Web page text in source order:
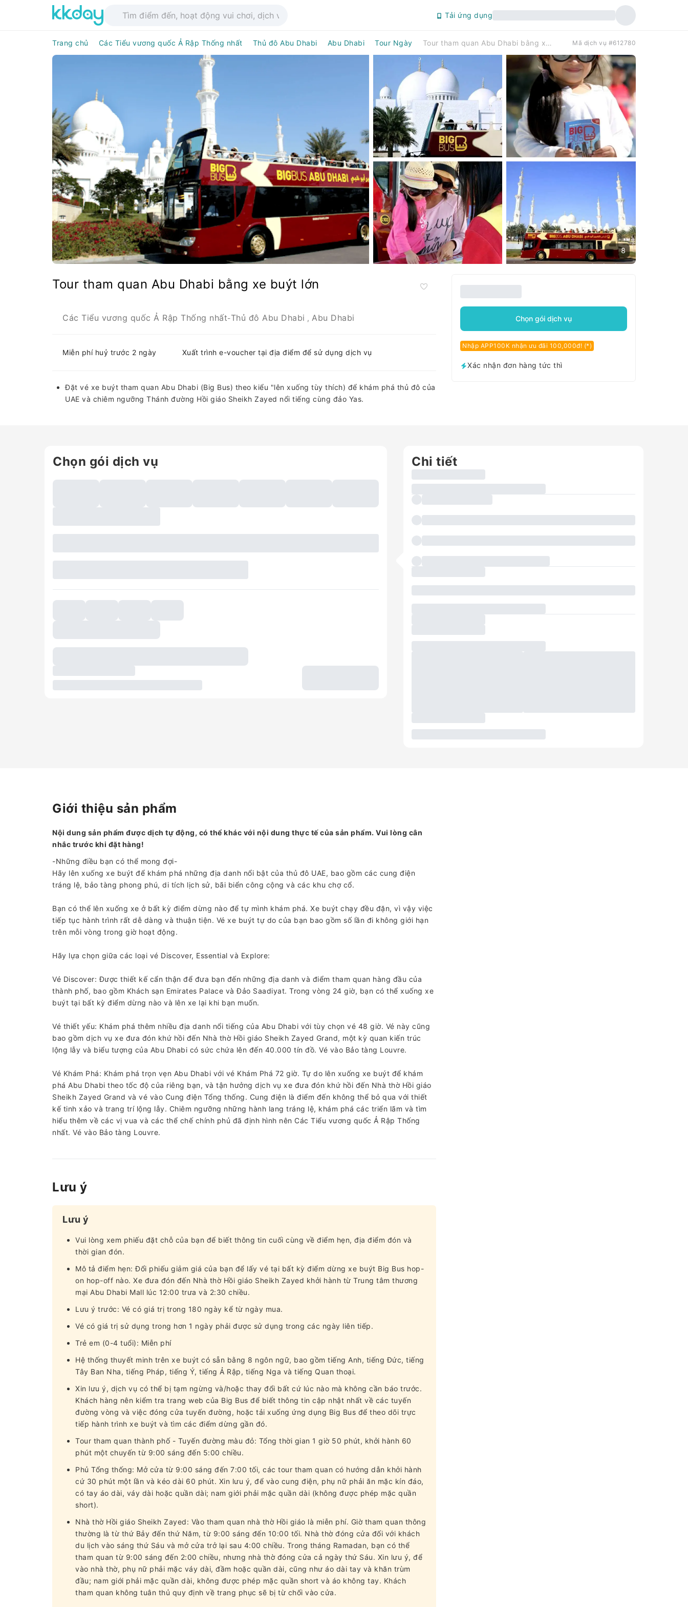
Tải ứng dụng
Trang chủ Các Tiểu vương quốc Ả Rập Thống nhất Thủ đô Abu Dhabi Abu Dhabi Tour Ngày Tour tham quan Abu Dhabi bằng xe buýt lớn Mã dịch vụ #612780
8
Tour tham quan Abu Dhabi bằng xe buýt lớn
Các Tiểu vương quốc Ả Rập Thống nhất-Thủ đô Abu Dhabi , Abu Dhabi
Miễn phí huỷ trước 2 ngày Xuất trình e-voucher tại địa điểm để sử dụng dịch vụ
Đặt vé xe buýt tham quan Abu Dhabi (Big Bus) theo kiểu "lên xuống tùy thích) để khám phá thủ đô của
UAE và chiêm ngưỡng Thánh đường Hồi giáo Sheikh Zayed nổi tiếng cùng đảo Yas.
Chọn gói dịch vụ
Nhập APP100K nhận ưu đãi 100,000đ! (*)
Xác nhận đơn hàng tức thì
Chọn gói dịch vụ Chi tiết
Giới thiệu sản phẩm
Nội dung sản phẩm được dịch tự động, có thể khác với nội dung thực tế của sản phẩm. Vui lòng cân
nhắc trước khi đặt hàng!
-Những điều bạn có thể mong đợi-
Hãy lên xuống xe buýt để khám phá những địa danh nổi bật của thủ đô UAE, bao gồm các cung điện
tráng lệ, bảo tàng phong phú, di tích lịch sử, bãi biển công cộng và các khu chợ cổ.
Bạn có thể lên xuống xe ở bất kỳ điểm dừng nào để tự mình khám phá. Xe buýt chạy đều đặn, vì vậy việc
tiếp tục hành trình rất dễ dàng và thuận tiện. Vé xe buýt tự do của bạn bao gồm số lần đi không giới hạn
trên mỗi vòng trong giờ hoạt động.
Hãy lựa chọn giữa các loại vé Discover, Essential và Explore:
Vé Discover: Được thiết kế cẩn thận để đưa bạn đến những địa danh và điểm tham quan hàng đầu của
thành phố, bao gồm Khách sạn Emirates Palace và Đảo Saadiyat. Trong vòng 24 giờ, bạn có thể xuống xe
buýt tại bất kỳ điểm dừng nào và lên xe lại khi bạn muốn.
Vé thiết yếu: Khám phá thêm nhiều địa danh nổi tiếng của Abu Dhabi với tùy chọn vé 48 giờ. Vé này cũng
bao gồm dịch vụ xe đưa đón khứ hồi đến Nhà thờ Hồi giáo Sheikh Zayed Grand, một kỳ quan kiến ​​trúc
lộng lẫy và biểu tượng của Abu Dhabi có sức chứa lên đến 40.000 tín đồ. Vé vào Bảo tàng Louvre.
Vé Khám Phá: Khám phá trọn vẹn Abu Dhabi với vé Khám Phá 72 giờ. Tự do lên xuống xe buýt để khám
phá Abu Dhabi theo tốc độ của riêng bạn, và tận hưởng dịch vụ xe đưa đón khứ hồi đến Nhà thờ Hồi giáo
Sheikh Zayed Grand và vé vào Cung điện Tổng thống. Cung điện là điểm đến không thể bỏ qua với thiết
kế tinh xảo và trang trí lộng lẫy. Chiêm ngưỡng những hành lang tráng lệ, khám phá các triển lãm và tìm
hiểu thêm về các vị vua và các thể chế chính phủ đã định hình nên Các Tiểu vương quốc Ả Rập Thống
nhất. Vé vào Bảo tàng Louvre.
Lưu ý
Lưu ý
Vui lòng xem phiếu đặt chỗ của bạn để biết thông tin cuối cùng về điểm hẹn, địa điểm đón và
thời gian đón.
Mô tả điểm hẹn: Đổi phiếu giảm giá của bạn để lấy vé tại bất kỳ điểm dừng xe buýt Big Bus hop-
on hop-off nào. Xe đưa đón đến Nhà thờ Hồi giáo Sheikh Zayed khởi hành từ Trung tâm thương
mại Abu Dhabi Mall lúc 12:00 trưa và 2:30 chiều.
Lưu ý trước: Vé có giá trị trong 180 ngày kể từ ngày mua.
Vé có giá trị sử dụng trong hơn 1 ngày phải được sử dụng trong các ngày liên tiếp.
Trẻ em (0-4 tuổi): Miễn phí
Hệ thống thuyết minh trên xe buýt có sẵn bằng 8 ngôn ngữ, bao gồm tiếng Anh, tiếng Đức, tiếng
Tây Ban Nha, tiếng Pháp, tiếng Ý, tiếng Ả Rập, tiếng Nga và tiếng Quan thoại.
Xin lưu ý, dịch vụ có thể bị tạm ngừng và/hoặc thay đổi bất cứ lúc nào mà không cần báo trước.
Khách hàng nên kiểm tra trang web của Big Bus để biết thông tin cập nhật nhất về các tuyến
đường vòng và việc đóng cửa tuyến đường, hoặc tải xuống ứng dụng Big Bus để theo dõi trực
tiếp hành trình xe buýt và tìm các điểm dừng gần đó.
Tour tham quan thành phố - Tuyến đường màu đỏ: Tổng thời gian 1 giờ 50 phút, khởi hành 60
phút một chuyến từ 9:00 sáng đến 5:00 chiều.
Phủ Tổng thống: Mở cửa từ 9:00 sáng đến 7:00 tối, các tour tham quan có hướng dẫn khởi hành
cứ 30 phút một lần và kéo dài 60 phút. Xin lưu ý, để vào cung điện, phụ nữ phải ăn mặc kín đáo,
có tay áo dài, váy dài hoặc quần dài; nam giới phải mặc quần dài (không được phép mặc quần
short).
Nhà thờ Hồi giáo Sheikh Zayed: Vào tham quan nhà thờ Hồi giáo là miễn phí. Giờ tham quan thông
thường là từ thứ Bảy đến thứ Năm, từ 9:00 sáng đến 10:00 tối. Nhà thờ đóng cửa đối với khách
du lịch vào sáng thứ Sáu và mở cửa trở lại sau 4:00 chiều. Trong tháng Ramadan, bạn có thể
tham quan từ 9:00 sáng đến 2:00 chiều, nhưng nhà thờ đóng cửa cả ngày thứ Sáu. Xin lưu ý, để
vào nhà thờ, phụ nữ phải mặc váy dài, đầm hoặc quần dài, cũng như áo dài tay và khăn trùm
đầu; nam giới phải mặc quần dài, không được phép mặc quần short và áo không tay. Khách
tham quan không tuân thủ quy định về trang phục sẽ bị từ chối vào cửa.